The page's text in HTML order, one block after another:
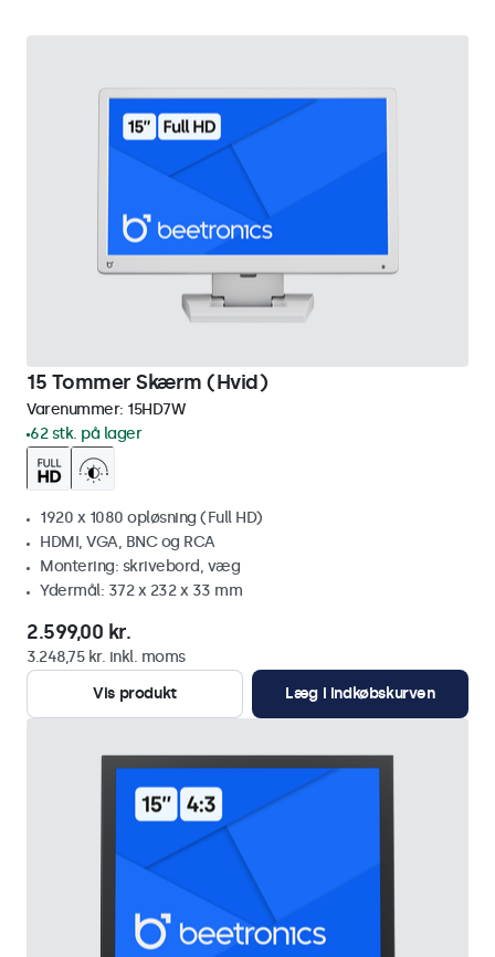
15 Tommer Skærm (Hvid)
Varenummer: 15HD7W
62 stk. på lager
1920 x 1080 opløsning (Full HD)
HDMI, VGA, BNC og RCA
Montering: skrivebord, væg
Ydermål: 372 x 232 x 33 mm
2.599,00 kr.
3.248,75 kr. inkl. moms
Vis produkt
Læg i indkøbskurven